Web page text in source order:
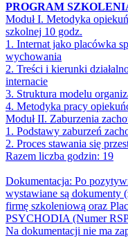
PROGRAM
Moduł I. Metodyka
szkolnej 10 godz.
1. Internat jako placówka
wychowania
2. Treści i kierunki
internacie
3. Struktura modelu
4. Metodyka pracy
Moduł II. Zaburzenia
1. Podstawy zaburzeń
2. Proces stawania się
Razem liczba godzin: 19
Dokumentacja: Po
wystawiane są dokumenty
firmę szkoleniową oraz
PSYCHODIA (Numer
Na dokumentacji nie ma